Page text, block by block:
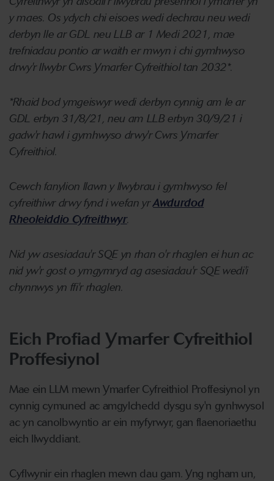
y maes. Os ydych chi eisoes wedi dechrau neu wedi
derbyn lle ar GDL neu LLB ar 1 Medi 2021, mae
trefniadau pontio ar waith er mwyn i chi gymhwyso
drwy'r llwybr Cwrs Ymarfer Cyfreithiol tan 2032*.
*Rhaid bod ymgeiswyr wedi derbyn cynnig am le ar
GDL erbyn 31/8/21, neu am LLB erbyn 30/9/21 i
gadw'r hawl i gymhwyso drwy'r Cwrs Ymarfer
Cyfreithiol.
Cewch fanylion llawn y llwybrau i gymhwyso fel
cyfreithiwr drwy fynd i wefan yrAwdurdod
Rheoleiddio Cyfreithwyr.
Nid yw asesiadau'r SQE yn rhan o'r rhaglen ei hun ac
nid yw'r gost o ymgymryd ag asesiadau'r SQE wedi'i
chynnwys yn ffi'r rhaglen.
Eich Profiad Ymarfer Cyfreithiol
Proffesiynol
Mae ein LLM mewn Ymarfer Cyfreithiol Proffesiynol yn
cynnig cymuned ac amgylchedd dysgu sy'n gynhwysol
ac yn canolbwyntio ar ein myfyrwyr, gan flaenoriaethu
eich llwyddiant.
Cyflwynir ein rhaglen mewn dau gam. Yng ngham un,